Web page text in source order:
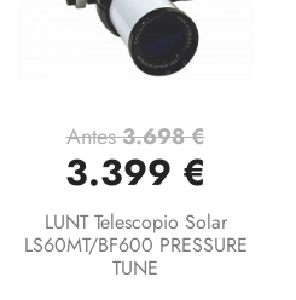
Antes3.698 €
3.399 €
LUNT Telescopio Solar
LS60MT/BF600 PRESSURE
TUNE